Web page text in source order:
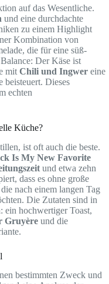
auf das Wesentliche.
und eine durchdachte
zu einem Highlight
Kombination von
die für eine süß-
Der Käse ist
mit Chili und Ingwer eine
beisteuert. Dieses
echten
Küche?
ist oft auch die beste.
Is My New Favorite
und etwa zehn
dass es ohne große
nach einem langen Tag
Die Zutaten sind in
ein hochwertiger Toast,
Gruyère und die
bestimmten Zweck und